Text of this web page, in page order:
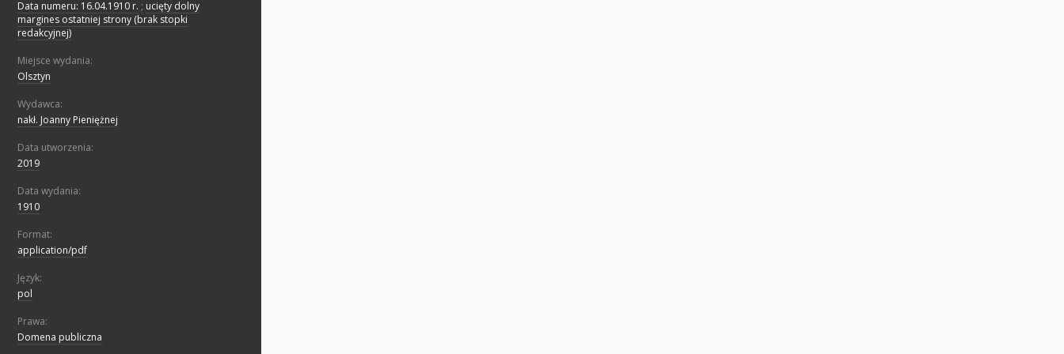
Data numeru: 16.04.1910 r. ; ucięty dolny
margines ostatniej strony (brak stopki
redakcyjnej)
Miejsce wydania:
Olsztyn
Wydawca:
nakł. Joanny Pieniężnej
Data utworzenia:
2019
Data wydania:
1910
Format:
application/pdf
Język:
pol
Prawa:
Domena publiczna